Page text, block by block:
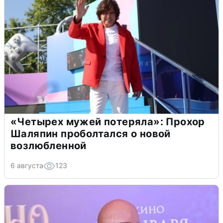
«Четырех мужей потеряла»: Прохор
Шаляпин проболтался о новой
возлюбленной
6 августа 123